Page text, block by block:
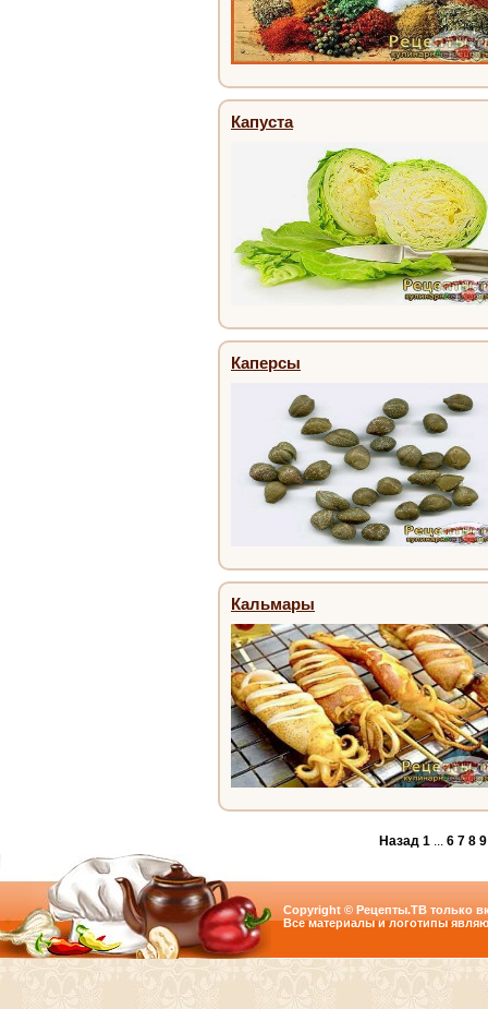
Капуста
Каперсы
Кальмары
Назад 1 ... 6 7 8 9
Copyright © Рецепты.ТВ только
Все материалы и логотипы